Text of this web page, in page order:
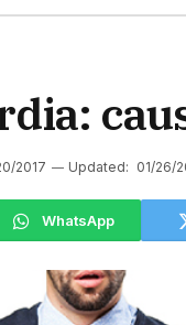
2017 Updated: 01/26/
WhatsApp